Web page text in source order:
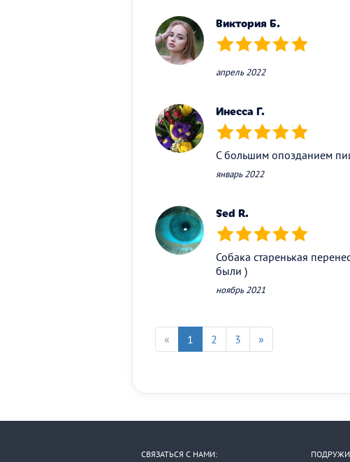
Виктория Б.
(*) (*) (*) (*) (*)
апрель 2022
Инесса Г.
(*) (*) (*) (*) (*)
С большим опозданием
январь 2022
Sed R.
(*) (*) (*) (*) (*)
Собака старенькая
были )
ноябрь 2021
« 1 2 3 »
СВЯЗАТЬСЯ С НАМИ: